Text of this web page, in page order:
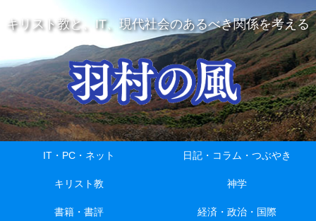
キリスト教と、IT、現代社会のあるべき関係を考える
IT・PC・ネット 日記・コラム・つぶやき
キリスト教 神学
書籍・書評 経済・政治・国際